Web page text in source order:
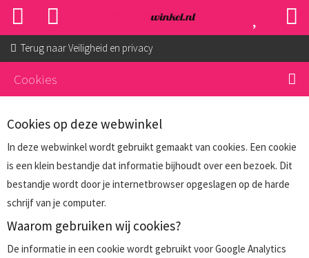
Terug naarVeiligheid en privacy
Cookies
Cookies op deze webwinkel
In deze webwinkel wordt gebruikt gemaakt van cookies. Een cookie
is een klein bestandje dat informatie bijhoudt over een bezoek. Dit
bestandje wordt door je internetbrowser opgeslagen op de harde
schrijf van je computer.
Waarom gebruiken wij cookies?
De informatie in een cookie wordt gebruikt voor Google Analytics